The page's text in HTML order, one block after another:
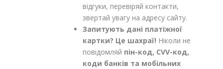
відгуки, перевіряй контакти,
звертай увагу на адресу сайту.
Запитують дані платіжної
картки? Це шахраї! Ніколи не
повідомляй пін-код, CVV-код,
коди банків та мобільних